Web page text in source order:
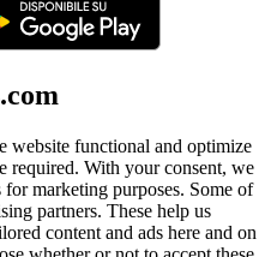
website functional and optimize
required. With your consent, we
marketing purposes. Some of
partners. These help us
content and ads here and on